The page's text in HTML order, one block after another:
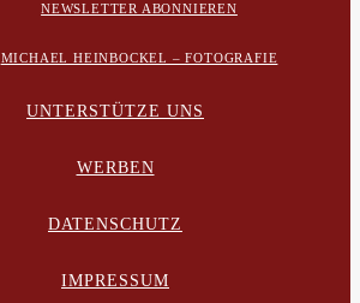
NEWSLETTER ABONNIEREN
MICHAEL HEINBOCKEL – FOTOGRAFIE
UNTERSTÜTZE UNS
WERBEN
DATENSCHUTZ
IMPRESSUM